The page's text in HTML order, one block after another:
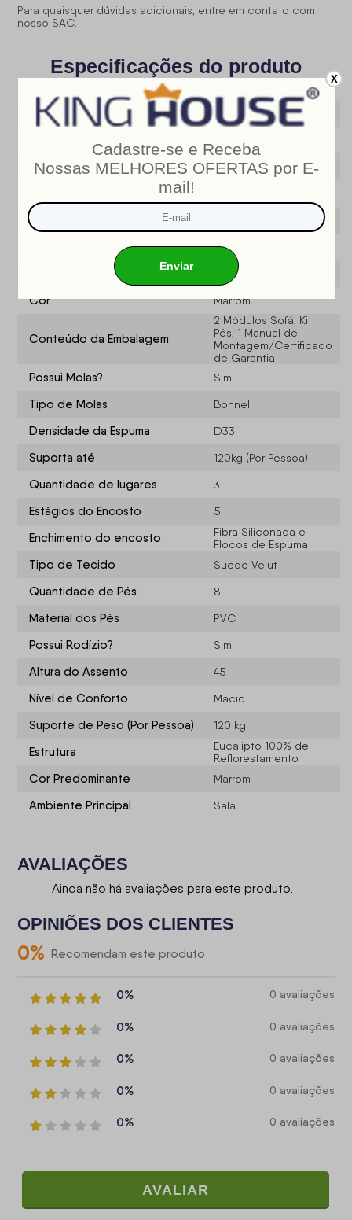
Para quaisquer dúvidas adicionais, entre em contato com
nosso SAC.
Especificações do produto
Modelo Islândia
Largura (cm) 250
Altura Do Sofá
2,50 metros
Tipo de Produto
Sofá Retrátil e
Reclinável
Cor Marrom
Conteúdo da Embalagem
2 Módulos Sofá, Kit
Pés, 1 Manual de
Montagem/Certificado
de Garantia
Possui Molas? Sim
Tipo de Molas Bonnel
Densidade da Espuma D33
Suporta até 120kg (Por Pessoa)
Quantidade de lugares 3
Estágios do Encosto 5
Enchimento do encosto
Fibra Siliconada e
Flocos de Espuma
Tipo de Tecido Suede Velut
Quantidade de Pés 8
Material dos Pés PVC
Possui Rodízio? Sim
Altura do Assento 45
Nível de Conforto Macio
Suporte de Peso (Por Pessoa) 120 kg
Estrutura
Eucalipto 100% de
Reflorestamento
Cor Predominante Marrom
Ambiente Principal Sala
AVALIAÇÕES
Ainda não há avaliações para este produto.
OPINIÕES DOS CLIENTES
0% Recomendam este produto
0% 0 avaliações
0% 0 avaliações
0% 0 avaliações
0% 0 avaliações
0% 0 avaliações
AVALIAR
X